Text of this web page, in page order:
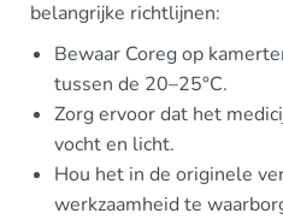
belangrijke richtlijnen:
Bewaar Coreg op
tussen de 20–25°C.
Zorg ervoor dat het
vocht en licht.
Hou het in de originele
werkzaamheid te